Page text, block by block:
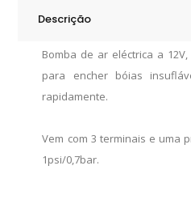
quantity
Descrição
Bomba de ar eléctrica a
para encher bóias
rapidamente.
Vem com 3 terminais e uma
1psi/0,7bar.